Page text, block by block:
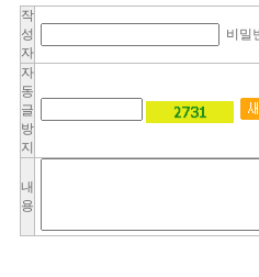
작
성
자
비밀
자
동
글
방
지
내
용